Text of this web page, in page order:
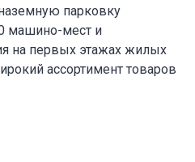
парковку
машино-мест и
на первых этажах жилых
ассортимент товаров